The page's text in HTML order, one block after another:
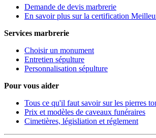
Demande de devis marbrerie
En savoir plus sur la certification
Services marbrerie
Choisir un monument
Entretien sépulture
Personnalisation sépulture
Pour vous aider
Tous ce qu'il faut savoir sur les pierres
Prix et modèles de caveaux funéraires
Cimetières, législiation et réglement